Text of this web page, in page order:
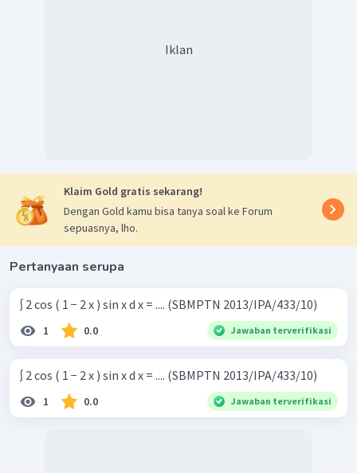
Iklan
Klaim Gold gratis sekarang!
Dengan Gold kamu bisa tanya soal ke Forum
sepuasnya, lho.
Pertanyaan serupa
∫ 2 cos ( 1 − 2 x ) sin x d x = .... (SBMPTN 2013/IPA/433/10)
1 0.0 Jawaban terverifikasi
∫ 2 cos ( 1 − 2 x ) sin x d x = .... (SBMPTN 2013/IPA/433/10)
1 0.0 Jawaban terverifikasi